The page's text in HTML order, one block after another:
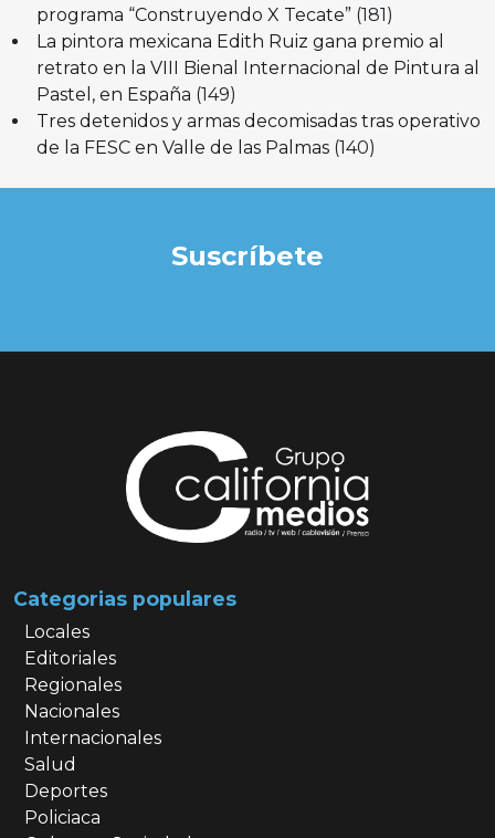
programa “Construyendo X Tecate” (181)
La pintora mexicana Edith Ruiz gana premio al
retrato en la VIII Bienal Internacional de Pintura al
Pastel, en España (149)
Tres detenidos y armas decomisadas tras operativo
de la FESC en Valle de las Palmas (140)
Suscríbete
Categorias populares
Locales
Editoriales
Regionales
Nacionales
Internacionales
Salud
Deportes
Policiaca